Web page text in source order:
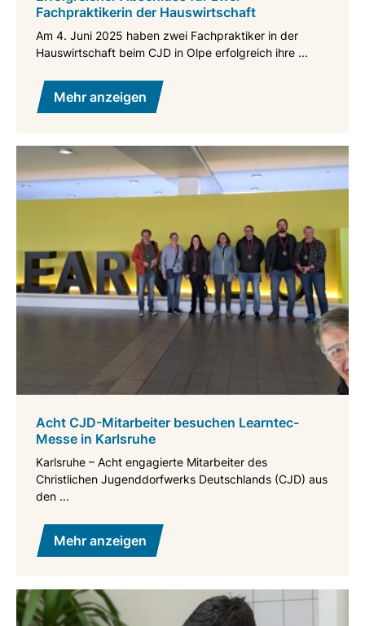
Fachpraktikerin der Hauswirtschaft
Am 4. Juni 2025 haben zwei Fachpraktiker in der
Hauswirtschaft beim CJD in Olpe erfolgreich ihre ...
Mehr anzeigen
Acht CJD-Mitarbeiter besuchen Learntec-
Messe in Karlsruhe
Karlsruhe – Acht engagierte Mitarbeiter des
Christlichen Jugenddorfwerks Deutschlands (CJD) aus
den ...
Mehr anzeigen